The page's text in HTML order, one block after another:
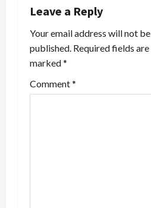
g
a
i
Leave a Reply
Your email address will not be
published. Required fields are
marked*
Comment*